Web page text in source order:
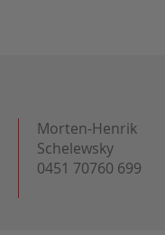
Morten-Henrik
Schelewsky
0451 70760 699